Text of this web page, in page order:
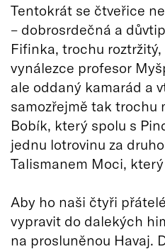
Tentokrát se čtveřice
– dobrosrdečná a
Fifinka, trochu
vynálezce profesor
ale oddaný kamarád a
samozřejmě tak trochu
Bobík, který spolu s
jednu lotrovinu za
Talismanem Moci,
Aby ho naši čtyři
vypravit do dalekých
na prosluněnou Havaj.